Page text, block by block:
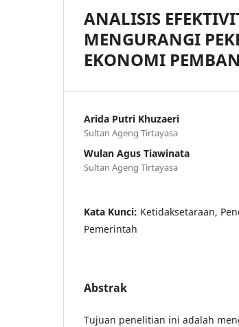
ANALISIS
MENGURANGI
EKONOMI
Arida Putri Khuzaeri
Sultan Ageng Tirtayasa
Wulan Agus Tiawinata
Sultan Ageng Tirtayasa
Kata Kunci: Ketidaksetaraan,
Pemerintah
Abstrak
Tujuan penelitian ini adalah